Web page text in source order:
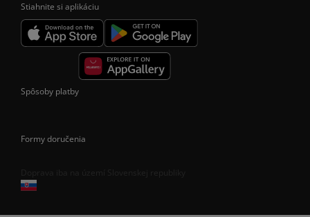
Stiahnite si aplikáciu
Spôsoby platby
Formy doručenia